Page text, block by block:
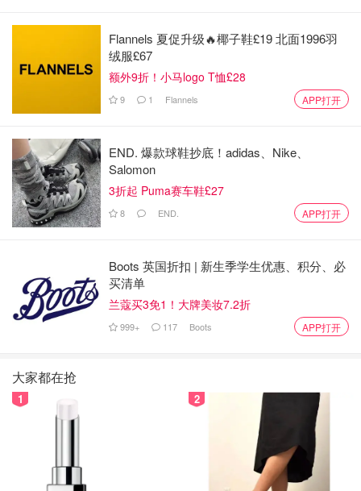
更夸张的是，他还晒出聊天记录，得意洋洋地说自己“戏耍”
国内银行，卷走3980万融资后被通缉，国内银行追债追到
焦头烂额，他却在美国活得逍遥自在。
这不就是现实版‘跑路天皇’？胆儿也太肥了吧！
这要是别人，估计得提心吊胆，银行各种催债招数轮番上
阵，还不了钱就等着吃官司。可“蒋太子”跑美国去了，日子
过得那叫一个滋润，豪宅、酒吧、旅游样样不落！
这哥们儿是把银行当ATM机了吧？3980万说卷就卷？
不过，剧情很快反转！7月10日，@抖音黑板报发通告，直
接给“蒋太子”来了个“大礼包”——账号无限期封禁！官方表
示，暂时不清楚这博主吹的牛皮是真是假，但一查他的历史
发文，问题一大堆：一堆视频是搬运站内其他人的作品，硬
说成自己的美国公寓和酒吧；还声称人在美国，但平台核查
发现根本对不上号！抖音直接下狠手，判定“New York蒋太
Flannels 夏促升级🔥椰子鞋£19 北面1996羽
绒服£67
额外9折！小马logo T恤£28
9 1 Flannels APP打开
END. 爆款球鞋抄底！adidas、Nike、
Salomon
3折起 Puma赛车鞋£27
8 END. APP打开
Boots 英国折扣 | 新生季学生优惠、积分、必
买清单
兰蔻买3免1！大牌美妆7.2折
999+ 117 Boots APP打开
大家都在抢
1 2